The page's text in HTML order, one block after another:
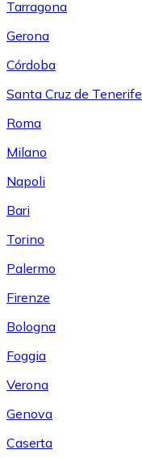
Tarragona
Gerona
Córdoba
Santa Cruz de Tenerife
Roma
Milano
Napoli
Bari
Torino
Palermo
Firenze
Bologna
Foggia
Verona
Genova
Caserta